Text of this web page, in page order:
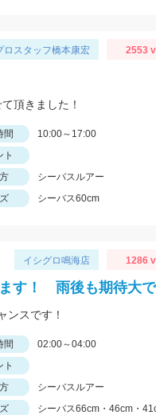
ロスタッフ橋本康宏 2553
頂きました！
間
10:00～17:00
ト
シーバスルアー
シーバス60cm
イシグロ鳴海店 1286
す！ 雨後も期待大で
ンスです！
間
02:00～04:00
ト
シーバスルアー
シーバス66cm・46cm・